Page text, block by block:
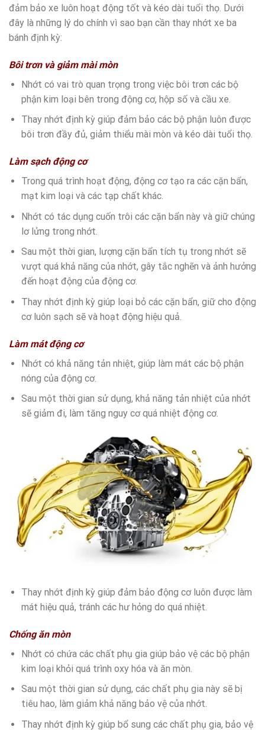
đảm bảo xe luôn hoạt động tốt và kéo dài tuổi thọ. Dưới
đây là những lý do chính vì sao bạn cần thay nhớt xe ba
bánh định kỳ:
Bôi trơn và giảm mài mòn
Nhớt có vai trò quan trọng trong việc bôi trơn các bộ
phận kim loại bên trong động cơ, hộp số và cầu xe.
Thay nhớt định kỳ giúp đảm bảo các bộ phận luôn được
bôi trơn đầy đủ, giảm thiểu mài mòn và kéo dài tuổi thọ.
Làm sạch động cơ
Trong quá trình hoạt động, động cơ tạo ra các cặn bẩn,
mạt kim loại và các tạp chất khác.
Nhớt có tác dụng cuốn trôi các cặn bẩn này và giữ chúng
lơ lửng trong nhớt.
Sau một thời gian, lượng cặn bẩn tích tụ trong nhớt sẽ
vượt quá khả năng của nhớt, gây tắc nghẽn và ảnh hưởng
đến hoạt động của động cơ.
Thay nhớt định kỳ giúp loại bỏ các cặn bẩn, giữ cho động
cơ luôn sạch sẽ và hoạt động hiệu quả.
Làm mát động cơ
Nhớt có khả năng tản nhiệt, giúp làm mát các bộ phận
nóng của động cơ.
Sau một thời gian sử dụng, khả năng tản nhiệt của nhớt
sẽ giảm đi, làm tăng nguy cơ quá nhiệt động cơ.
Thay nhớt định kỳ giúp đảm bảo động cơ luôn được làm
mát hiệu quả, tránh các hư hỏng do quá nhiệt.
Chống ăn mòn
Nhớt có chứa các chất phụ gia giúp bảo vệ các bộ phận
kim loại khỏi quá trình oxy hóa và ăn mòn.
Sau một thời gian sử dụng, các chất phụ gia này sẽ bị
tiêu hao, làm giảm khả năng bảo vệ của nhớt.
Thay nhớt định kỳ giúp bổ sung các chất phụ gia, bảo vệ